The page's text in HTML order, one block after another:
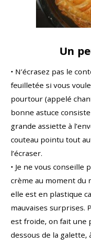
Un
• N’écrasez pas le
feuilletée si vous
pourtour (appelé
bonne astuce
grande assiette à
couteau pointu tout
l’écraser.
• Je ne vous conseille
crème au moment du
elle est en plastique
mauvaises surprises.
est froide, on fait une
dessous de la galette,